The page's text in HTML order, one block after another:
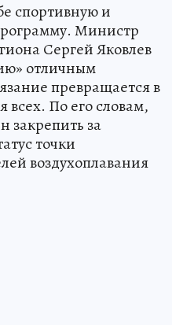
спортивную и
Министр
Сергей Яковлев
отличным
превращается в
По его словам,
закрепить за
точки
воздухоплавания